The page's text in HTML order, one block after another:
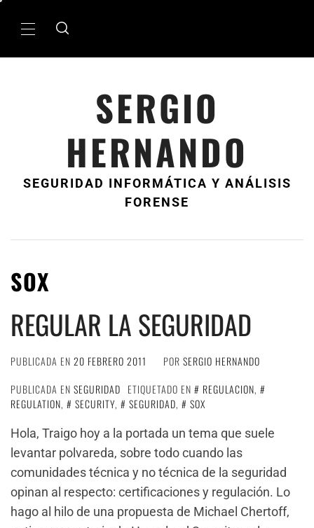
MenÃº
SERGIO
HERNANDO
SEGURIDAD INFORMÁTICA Y ANÁLISIS
FORENSE
SOX
REGULAR LA SEGURIDAD
PUBLICADA EN 20 FEBRERO 2011 POR SERGIO HERNANDO
PUBLICADA EN SEGURIDAD ETIQUETADO EN REGULACION,
REGULATION, SECURITY, SEGURIDAD,
SOX
Hola, Traigo hoy a la portada un tema que suele
levantar polvareda, sobre todo cuando las
comunidades técnica y no técnica de la seguridad
opinan al respecto: certificaciones y regulación. Lo
hago al hilo de una propuesta de Michael Chertoff,